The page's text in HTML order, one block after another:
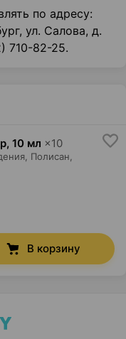
по адресу:
ул. Салова, д.
710-82-25.
, 10 мл ×10
Полисан,
В корзину